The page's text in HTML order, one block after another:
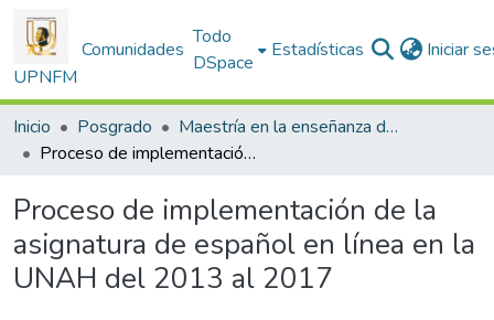
UPNFM
Comunidades
Todo
DSpace
Estadísticas Iniciar
Inicio Posgrado
Maestría en la enseñanza de Lenguas
Proceso de implementación de la asignatura de español en línea en la UNAH del 2013 al 2017
Proceso de implementación de la
asignatura de español en línea en la
UNAH del 2013 al 2017